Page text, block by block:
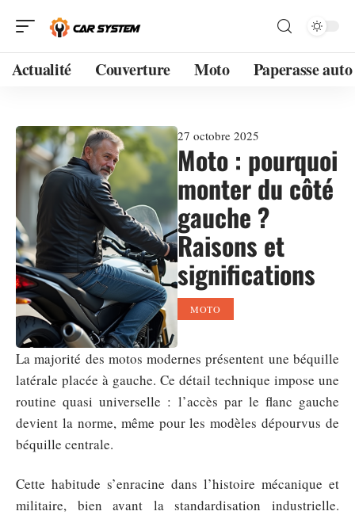
Actualité Couverture Moto Paperasse auto
27 octobre 2025
Moto : pourquoi
monter du côté
gauche ?
Raisons et
significations
MOTO
La majorité des motos modernes présentent une béquille
latérale placée à gauche. Ce détail technique impose une
routine quasi universelle : l’accès par le flanc gauche
devient la norme, même pour les modèles dépourvus de
béquille centrale.
Cette habitude s’enracine dans l’histoire mécanique et
militaire, bien avant la standardisation industrielle.